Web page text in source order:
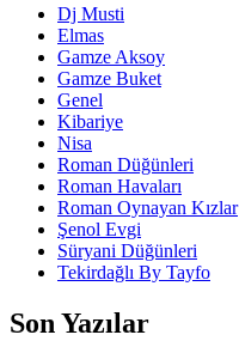
Dj Musti
Elmas
Gamze Aksoy
Gamze Buket
Genel
Kibariye
Nisa
Roman Düğünleri
Roman Havaları
Roman Oynayan Kızlar
Şenol Evgi
Süryani Düğünleri
Tekirdağlı By Tayfo
Son Yazılar